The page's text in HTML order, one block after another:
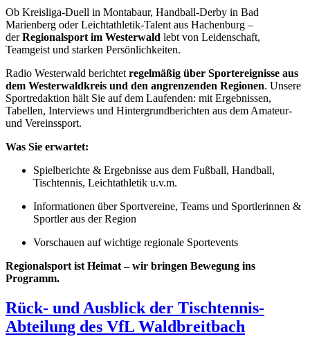
Ob Kreisliga-Duell in Montabaur, Handball-Derby in Bad
Marienberg oder Leichtathletik-Talent aus Hachenburg –
derRegionalsport im Westerwald lebt von Leidenschaft,
Teamgeist und starken Persönlichkeiten.
Radio Westerwald berichtet regelmäßig über Sportereignisse aus
dem Westerwaldkreis und den angrenzenden Regionen. Unsere
Sportredaktion hält Sie auf dem Laufenden: mit Ergebnissen,
Tabellen, Interviews und Hintergrundberichten aus dem Amateur-
und Vereinssport.
Was Sie erwartet:
Spielberichte & Ergebnisse aus dem Fußball, Handball,
Tischtennis, Leichtathletik u.v.m.
Informationen über Sportvereine, Teams und Sportlerinnen &
Sportler aus der Region
Vorschauen auf wichtige regionale Sportevents
Regionalsport ist Heimat – wir bringen Bewegung ins
Programm.
Rück- und Ausblick der Tischtennis-
Abteilung des VfL Waldbreitbach